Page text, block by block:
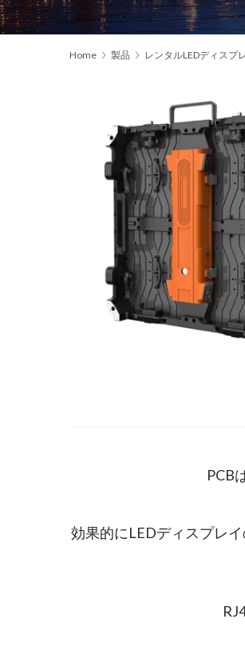
Home 製品 レンタルLEDディスプ
PCB
効果的にLEDディスプレ